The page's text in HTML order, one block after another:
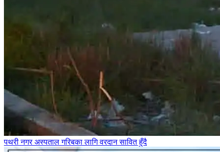
पथरी नगर अस्पताल गरिबका लागि वरदान सावित हुँदै